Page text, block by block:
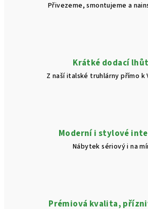
Přivezeme, smontujeme a
Krátké dodací
Z naší italské truhlárny přímo k
Moderní i stylové
Nábytek sériový i na
Prémiová kvalita,